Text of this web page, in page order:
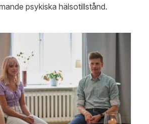
psykiska hälsotillstånd.